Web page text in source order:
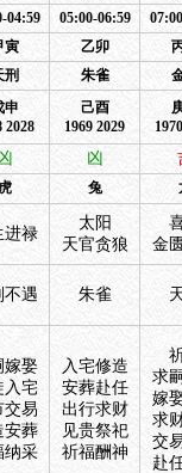
04:59 05:00-06:59
寅 乙卯
刑 朱雀
申
2028
己酉
1969 2029
凶
虎 兔
进禄
太阳
天官贪狼
金
不遇 朱雀
嫁娶
入宅
交易
安葬
纳采
入宅修造
安葬赴任
出行求财
见贵祭祀
祈福酬神
求
嫁
求
交
赴